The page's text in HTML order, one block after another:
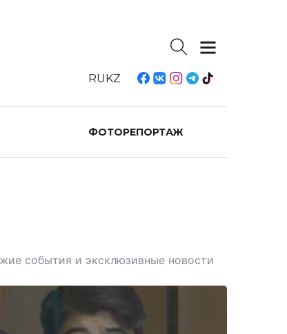
RUKZ
ФОТОРЕПОРТАЖ
события и эксклюзивные новости